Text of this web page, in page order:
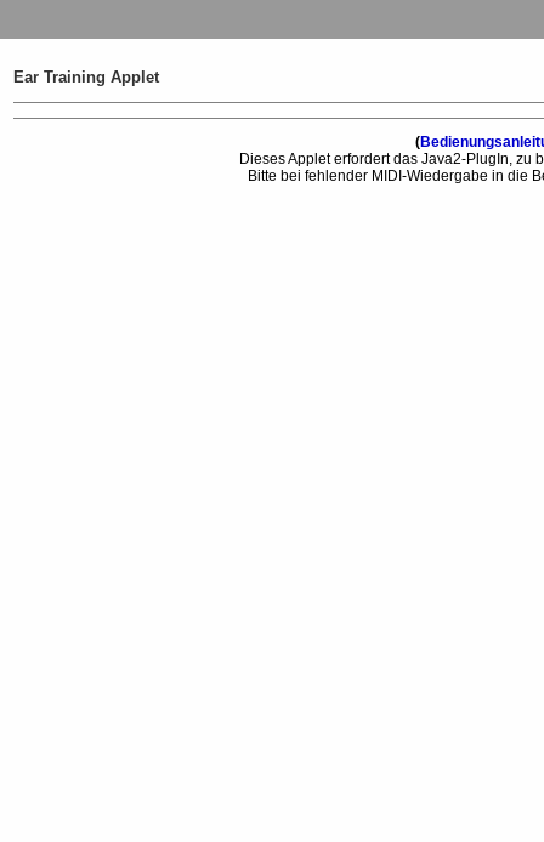
Ear Training Applet
(
Dieses Applet erfordert das Java2-PlugIn, zu
Bitte bei fehlender MIDI-Wiedergabe in die